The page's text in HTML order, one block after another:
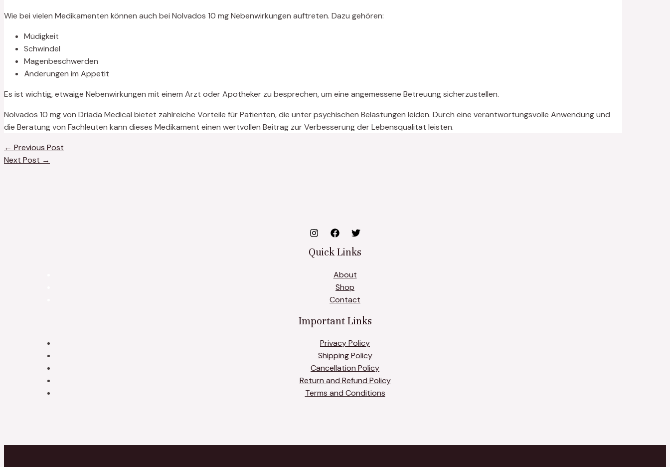
Wie bei vielen Medikamenten können auch bei Nolvados 10 mg Nebenwirkungen auftreten. Dazu gehören:
Müdigkeit
Schwindel
Magenbeschwerden
Änderungen im Appetit
Es ist wichtig, etwaige Nebenwirkungen mit einem Arzt oder Apotheker zu besprechen, um eine angemessene Betreuung sicherzustellen.
Nolvados 10 mg von Driada Medical bietet zahlreiche Vorteile für Patienten, die unter psychischen Belastungen leiden. Durch eine verantwortungsvolle Anwendung und
die Beratung von Fachleuten kann dieses Medikament einen wertvollen Beitrag zur Verbesserung der Lebensqualität leisten.
← Previous Post
Next Post →
Quick Links
About
Shop
Contact
Important Links
Privacy Policy
Shipping Policy
Cancellation Policy
Return and Refund Policy
Terms and Conditions